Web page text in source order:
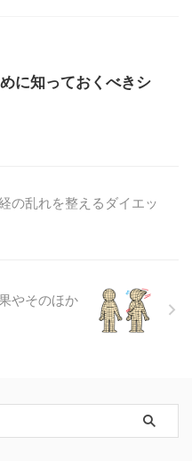
に知っておくべきシ
の乱れを整えるダイエッ
やそのほか